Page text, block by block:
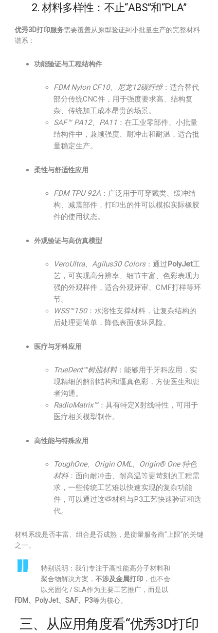
2. 材料多样性：不止“ABS”和“PLA”
优秀3D打印服务需要覆盖从原型验证到小批量生产的完整材料
谱系：
功能验证与工程结构件
FDM Nylon CF10、尼龙12碳纤维：适合替代
部分传统CNC件，用于强度要求高、结构复
杂、传统加工成本昂贵的场景。
SAF™ PA12、PA11 ：在工业零部件、小批量
结构件中，兼顾强度、耐冲击和耐温，适合批
量稳定生产。
柔性与舒适性应用
FDM TPU 92A ：广泛用于可穿戴类、缓冲结
构、减震部件，打印出的件可以模拟实际橡胶
件的使用状态。
外观验证与高仿真模型
VeroUltra、Agilus30 Colors：通过PolyJet工
艺，可实现高分辨率、细节丰富、色彩表现力
强的外观样件，适合外观评审、CMF打样等环
节。
WSS™150：水溶性支撑材料，让复杂结构的
后处理更简单，降低表面破坏风险。
医疗与牙科应用
TrueDent™树脂材料：能够用于牙科应用，实
现精细的解剖结构和逼真色彩，方便医生和患
者沟通。
RadioMatrix™：具有特定X射线特性，可用于
医疗相关模型制作。
高性能与特殊应用
ToughOne、Origin OML、Origin® One 特色
材料：面向耐冲击、耐高温等更苛刻的工程需
求，一些传统工艺难以快速实现的复杂功能
件，可以通过这些材料与P3工艺快速验证和迭
代。
材料系统是否丰富、组合是否成熟，是衡量服务商“上限”的关键
之一。
特别说明：我们专注于高性能高分子材料和
聚合物解决方案， 不涉及金属打印 ，也不会
以光固化 / SLA作为主要工艺推广，而是以
FDM、PolyJet、SAF、P3等为核心。
三、从应用角度看“优秀3D打印